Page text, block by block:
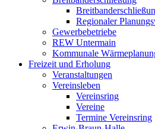
Regionaler
Gewerbebetriebe
REW Untermain
Kommunale
Freizeit und Erholung
Veranstaltungen
Vereinsleben
Vereinsring
Vereine
Termine Vereinsring